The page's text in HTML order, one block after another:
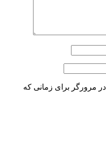
مرورگر برای زمانی که